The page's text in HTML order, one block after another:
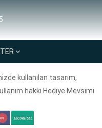
kullanılan tasarım,
hakkı Hediye Mevsimi